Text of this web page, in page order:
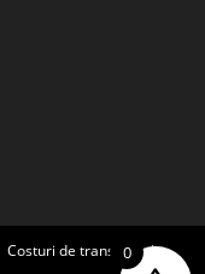
Costuri de transport
0